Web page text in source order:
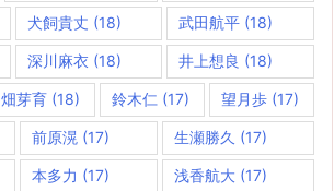
犬飼貴丈 (18) 武田航平 (18)
深川麻衣 (18) 井上想良 (18)
畑芽育 (18) 鈴木仁 (17) 望月歩 (17)
前原滉 (17) 生瀬勝久 (17)
本多力 (17) 浅香航大(17)